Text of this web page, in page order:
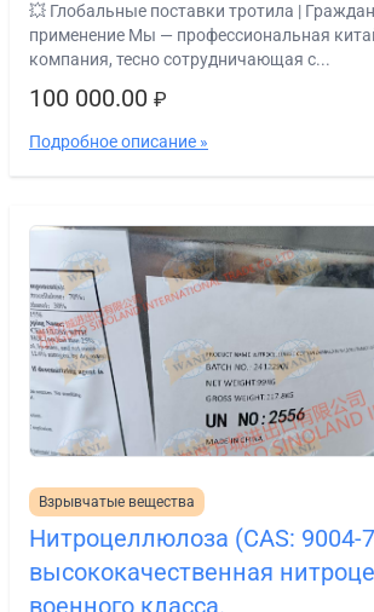
💥 Глобальные поставки тротила |
применение Мы — профессиональная
компания, тесно сотрудничающая с...
100 000.00 ₽
Подробное описание »
Взрывчатые вещества
Нитроцеллюлоза (CAS: 9004-
высококачественная